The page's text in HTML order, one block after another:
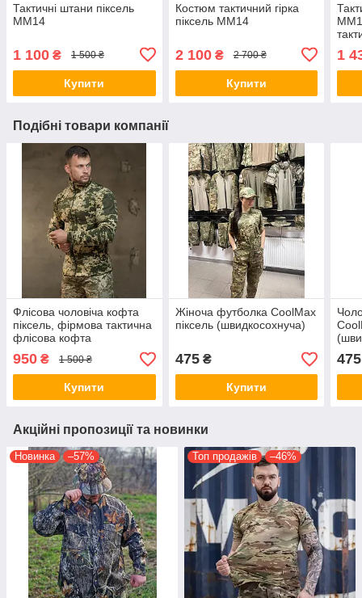
Тактичні штани піксель
ММ14
1 100 ₴ 1 500 ₴
Купити
Костюм тактичний гірка
піксель ММ14
2 100₴ 2 700 ₴
Купити
1
Подібні товари компанії
Флісова чоловіча кофта
піксель, фірмова тактична
флісова кофта
950 ₴ 1 500 ₴
Купити
Жіноча футболка CoolMax
піксель (швидкосохнуча)
475₴
Купити
475
Акційні пропозиції та новинки
Новинка –57% Топ продажів –46%